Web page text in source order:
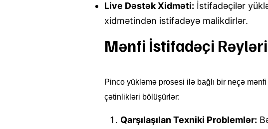
Live Dəstək Xidməti: İstifadəçilər
xidmətindən istifadəyə malikdirlər.
Mənfi İstifadəçi Rəyləri
Pinco yükləmə prosesi ilə bağlı bir neçə
çətinlikləri bölüşürlər:
Qarşılaşılan Texniki Problemlər: